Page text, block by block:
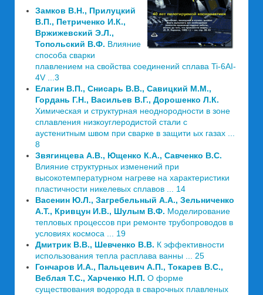
Замков В.Н., Прилуцкий
В.П., Петриченко И.К.,
Вржижевский Э.Л.,
Топольский В.Ф. Влияние
способа сварки
плавлением на свойства соединений сплава Ti-6AI-
4V ...3
Елагин В.П., Снисарь В.В., Савицкий М.М.,
Гордань Г.Н., Васильев В.Г., Дорошенко Л.К.
Химическая и структурная неоднородности в зоне
сплавления низкоуглеродистой стали с
аустенитным швом при сварке в защити ых газах ...
8
Звягинцева А.В., Ющенко К.А., Савченко B.C.
Влияние структурных изменений при
высокотемпературном нагреве на характеристики
пластичности никелевых сплавов ... 14
Васенин Ю.Л., Загребельный А.А., Зельниченко
А.Т., Кривцун И.В., Шулым В.Ф. Моделирование
тепловых процессов при ремонте трубопроводов в
условиях космоса ... 19
Дмитрик В.В., Шевченко В.В. К эффективности
использования тепла расплава ванны ... 25
Гончаров И.А., Пальцевич А.П., Токарев B.C.,
Веблая Т.С., Харченко Н.П. О форме
существования водорода в сварочных плавленых